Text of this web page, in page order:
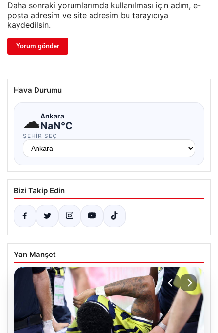
Daha sonraki yorumlarımda kullanılması için adım, e-
posta adresim ve site adresim bu tarayıcıya
kaydedilsin.
Hava Durumu
☁Ankara
NaN°C
ŞEHIR SEÇ
Bizi Takip Edin
Yan Manşet